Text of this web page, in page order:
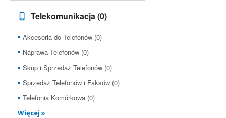
Telekomunikacja(0)
Akcesoria do Telefonów (0)
Naprawa Telefonów (0)
Skup i Sprzedaż Telefonów (0)
Sprzedaż Telefonów i Faksów (0)
Telefonia Komórkowa (0)
Więcej »